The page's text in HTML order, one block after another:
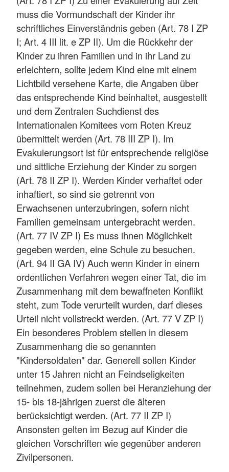
muss die Vormundschaft der Kinder ihr
schriftliches Einverständnis geben (Art. 78 I ZP
I; Art. 4 III lit. e ZP II). Um die Rückkehr der
Kinder zu ihren Familien und in ihr Land zu
erleichtern, sollte jedem Kind eine mit einem
Lichtbild versehene Karte, die Angaben über
das entsprechende Kind beinhaltet, ausgestellt
und dem Zentralen Suchdienst des
Internationalen Komitees vom Roten Kreuz
übermittelt werden (Art. 78 III ZP I). Im
Evakuierungsort ist für entsprechende religiöse
und sittliche Erziehung der Kinder zu sorgen
(Art. 78 II ZP I). Werden Kinder verhaftet oder
inhaftiert, so sind sie getrennt von
Erwachsenen unterzubringen, sofern nicht
Familien gemeinsam untergebracht werden.
(Art. 77 IV ZP I) Es muss ihnen Möglichkeit
gegeben werden, eine Schule zu besuchen.
(Art. 94 II GA IV) Auch wenn Kinder in einem
ordentlichen Verfahren wegen einer Tat, die im
Zusammenhang mit dem bewaffneten Konflikt
steht, zum Tode verurteilt wurden, darf dieses
Urteil nicht vollstreckt werden. (Art. 77 V ZP I)
Ein besonderes Problem stellen in diesem
Zusammenhang die so genannten
"Kindersoldaten" dar. Generell sollen Kinder
unter 15 Jahren nicht an Feindseligkeiten
teilnehmen, zudem sollen bei Heranziehung der
15- bis 18-jährigen zuerst die älteren
berücksichtigt werden. (Art. 77 II ZP I)
Ansonsten gelten im Bezug auf Kinder die
gleichen Vorschriften wie gegenüber anderen
Zivilpersonen.